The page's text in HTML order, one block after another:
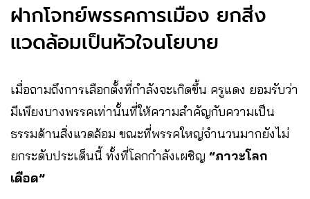
ฝากโจทย์พรรคการเมือง ยกสิ่ง
แวดล้อมเป็นหัวใจนโยบาย
เมื่อถามถึงการเลือกตั้งที่กำลังจะเกิดขึ้น ครูแดง ยอมรับว่า
มีเพียงบางพรรคเท่านั้นที่ให้ความสำคัญกับความเป็น
ธรรมด้านสิ่งแวดล้อม ขณะที่พรรคใหญ่จำนวนมากยังไม่
ยกระดับประเด็นนี้ ทั้งที่โลกกำลังเผชิญ “ภาวะโลก
เดือด”